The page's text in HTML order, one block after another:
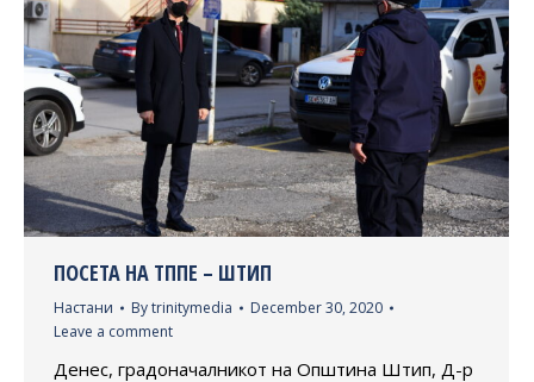
ПОСЕТА НА ТППЕ – ШТИП
Настани Bytrinitymedia
December 30, 2020
Leave a comment
Денес, градоначалникот на Општина Штип, Д-р